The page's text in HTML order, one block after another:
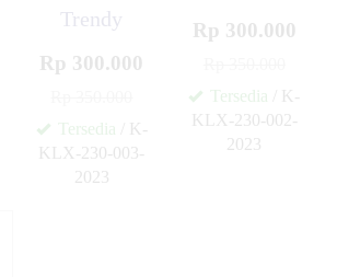
Trendy
Rp 300.000
Tersedia / K-
KLX-230-003-
2023
Rp 300.000
Tersedia / K-
KLX-230-002-
2023